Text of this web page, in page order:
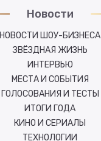
Новости
НОВОСТИ ШОУ-БИЗНЕСА
ЗВЁЗДНАЯ ЖИЗНЬ
ИНТЕРВЬЮ
МЕСТА И СОБЫТИЯ
ГОЛОСОВАНИЯ И ТЕСТЫ
ИТОГИ ГОДА
КИНО И СЕРИАЛЫ
ТЕХНОЛОГИИ